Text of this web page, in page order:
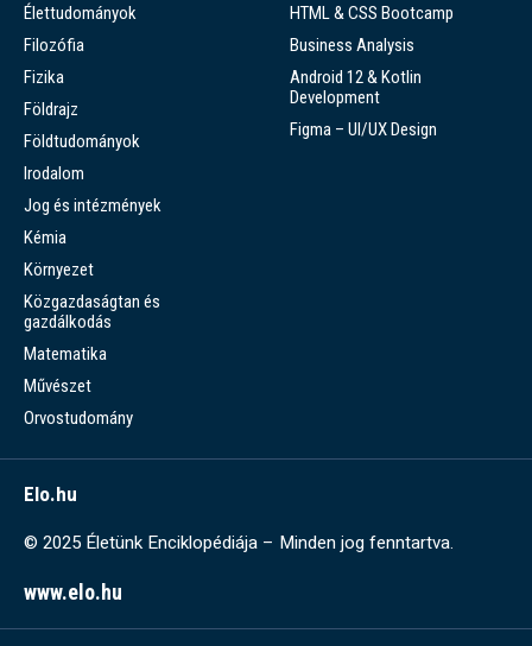
Élettudományok
Filozófia
Fizika
Földrajz
Földtudományok
Irodalom
Jog és intézmények
Kémia
Környezet
Közgazdaságtan és
gazdálkodás
Matematika
Művészet
Orvostudomány
HTML & CSS Bootcamp
Business Analysis
Android 12 & Kotlin
Development
Figma – UI/UX Design
Elo.hu
© 2025 Életünk Enciklopédiája – Minden jog fenntartva.
www.elo.hu